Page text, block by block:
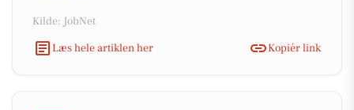
Kilde: JobNet
Læs hele artiklen her
Kopiér link